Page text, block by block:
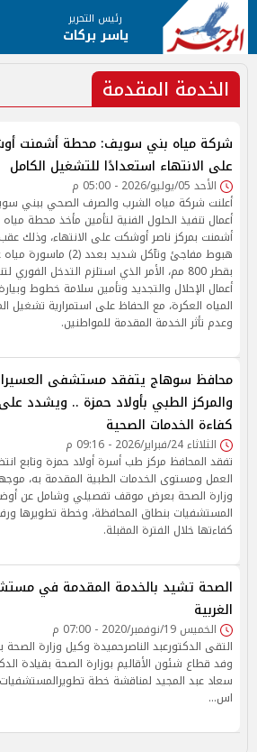
رئيس التحرير
ياسر بركات
الخدمة المقدمة
شركة مياه بني سويف: محطة أشمنت
على الانتهاء استعدادًا للتشغيل الكامل
الأحد 05/يوليو/2026 - 05:00 م
أعلنت شركة مياه الشرب والصرف الصحي ببني
أعمال تنفيذ الحلول الفنية لتأمين مأخذ محطة
أشمنت بمركز ناصر أوشكت على الانتهاء، وذلك
هبوط مفاجئ وتآكل شديد بعدد (2)
بقطر 800 مم، الأمر الذي استلزم التدخل الفوري
أعمال الإحلال والتجديد وتأمين سلامة خطوط
المياه العكرة، مع الحفاظ على استمرارية تشغيل
وعدم تأثر الخدمة المقدمة للمواطنين.
محافظ سوهاج يتفقد مستشفى
والمركز الطبي بأولاد حمزة .. ويشدد
كفاءة الخدمات الصحية
الثلاثاء 24/فبراير/2026 - 09:16 م
تفقد المحافظ مركز طب أسرة أولاد حمزة وتابع
العمل ومستوى الخدمات الطبية المقدمة به،
وزارة الصحة بعرض موقف تفصيلي وشامل عن
المستشفيات بنطاق المحافظة، وخطة تطويرها
كفاءتها خلال الفترة المقبلة.
الصحة تشيد بالخدمة المقدمة في
الغربية
الخميس 19/نوفمبر/2020 - 07:00 م
التقى الدكتورعبد الناصرحميدة وكيل وزارة الصحة
وفد قطاع شئون الأقاليم بوزارة الصحة بقيادة
سعاد عبد المجيد لمناقشة خطة
اس…